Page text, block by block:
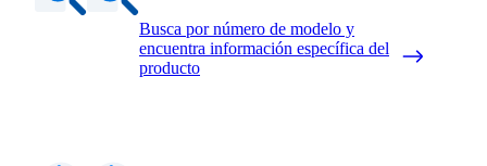
Busca por número de modelo y
encuentra información específica del
producto